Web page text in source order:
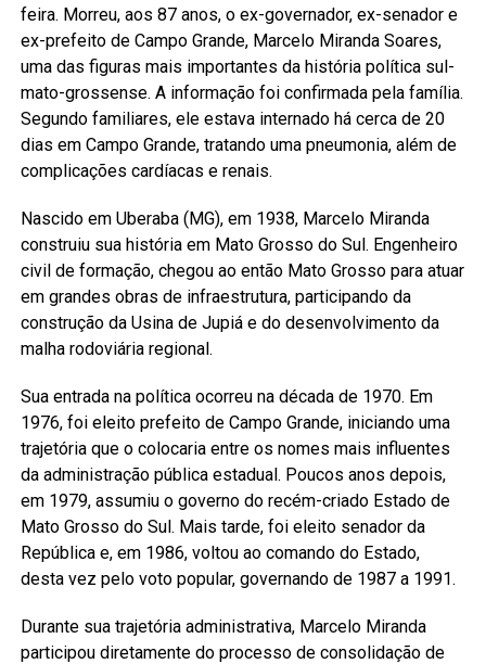
feira. Morreu, aos 87 anos, o ex-governador, ex-senador e
ex-prefeito de Campo Grande, Marcelo Miranda Soares,
uma das figuras mais importantes da história política sul-
mato-grossense. A informação foi confirmada pela família.
Segundo familiares, ele estava internado há cerca de 20
dias em Campo Grande, tratando uma pneumonia, além de
complicações cardíacas e renais.
Nascido em Uberaba (MG), em 1938, Marcelo Miranda
construiu sua história em Mato Grosso do Sul. Engenheiro
civil de formação, chegou ao então Mato Grosso para atuar
em grandes obras de infraestrutura, participando da
construção da Usina de Jupiá e do desenvolvimento da
malha rodoviária regional.
Sua entrada na política ocorreu na década de 1970. Em
1976, foi eleito prefeito de Campo Grande, iniciando uma
trajetória que o colocaria entre os nomes mais influentes
da administração pública estadual. Poucos anos depois,
em 1979, assumiu o governo do recém-criado Estado de
Mato Grosso do Sul. Mais tarde, foi eleito senador da
República e, em 1986, voltou ao comando do Estado,
desta vez pelo voto popular, governando de 1987 a 1991.
Durante sua trajetória administrativa, Marcelo Miranda
participou diretamente do processo de consolidação de